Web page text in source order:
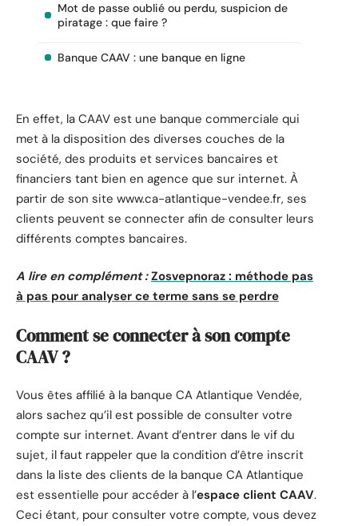
Mot de passe oublié ou perdu, suspicion de
piratage : que faire ?
Banque CAAV : une banque en ligne
En effet, la CAAV est une banque commerciale qui
met à la disposition des diverses couches de la
société, des produits et services bancaires et
financiers tant bien en agence que sur internet. À
partir de son site www.ca-atlantique-vendee.fr, ses
clients peuvent se connecter afin de consulter leurs
différents comptes bancaires.
A lire en complément : Zosvepnoraz : méthode pas
à pas pour analyser ce terme sans se perdre
Comment se connecter à son compte
CAAV ?
Vous êtes affilié à la banque CA Atlantique Vendée,
alors sachez qu’il est possible de consulter votre
compte sur internet. Avant d’entrer dans le vif du
sujet, il faut rappeler que la condition d’être inscrit
dans la liste des clients de la banque CA Atlantique
est essentielle pour accéder à l’espace client CAAV.
Ceci étant, pour consulter votre compte, vous devez